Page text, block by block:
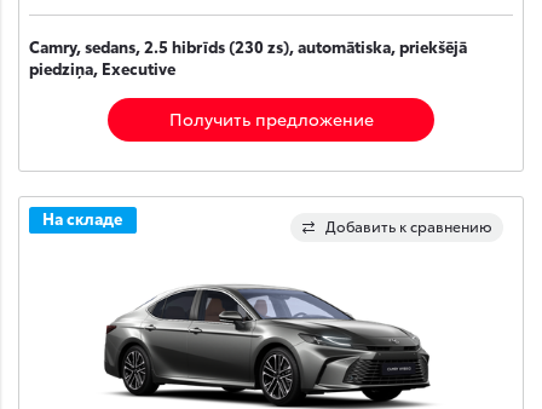
Camry, sedans, 2.5 hibrīds (230 zs), automātiska, priekšējā
piedziņa, Executive
Получить предложение
Добавить к сравнению
На складе